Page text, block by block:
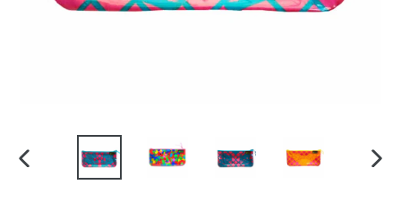
ANTERIOR